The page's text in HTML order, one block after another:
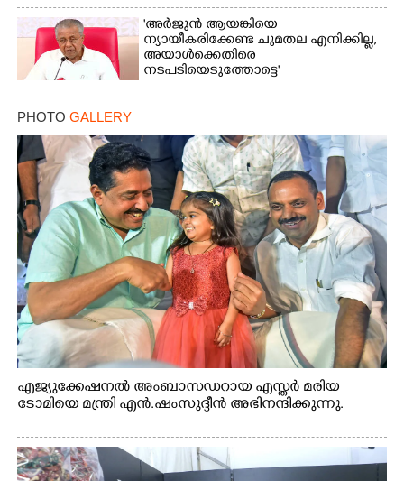
'അർജുൻ ആയങ്കിയെ
ന്യായീകരിക്കേണ്ട ചുമതല എനിക്കില്ല,
അയാൾക്കെതിരെ
നടപടിയെടുത്തോട്ടെ'
PHOTO GALLERY
എജ്യുക്കേഷനൽ അംബാസഡറായ എസ്തർ മരിയ
ടോമിയെ മന്ത്രി എൻ.ഷംസുദ്ദീൻ അഭിനന്ദിക്കുന്നു.